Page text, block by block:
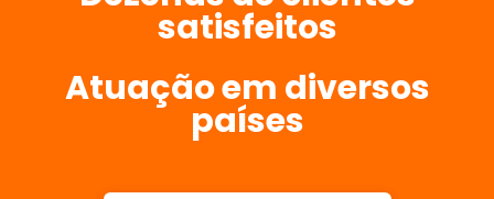
satisfeitos
Atuação em diversos
países